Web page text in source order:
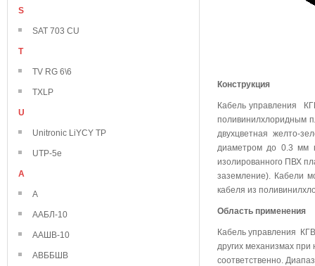
S
SAT 703 CU
T
TV RG 6\6
TXLP
U
Unitronic LiYCY TP
UTP-5e
А
А
ААБЛ-10
ААШВ-10
АВББШВ
Конструкция
Кабель управления
поливинилхлоридным
двухцветная желто-
диаметром до 0.3 мм
изолированного ПВХ
заземление). Кабели
кабеля из
Область применения
Кабель управления
других механизмах
соответственно.